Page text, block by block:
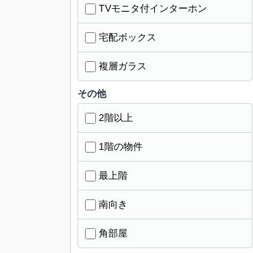
TVモニタ付インターホン
宅配ボックス
複層ガラス
その他
2階以上
1階の物件
最上階
南向き
角部屋